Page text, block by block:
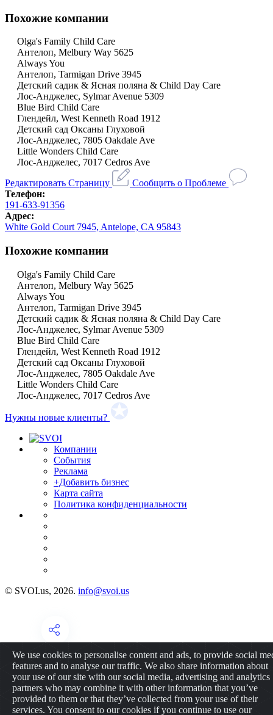
Похожие компании
Olga's Family Child Care
Антелоп, Melbury Way 5625
Always You
Антелоп, Tarmigan Drive 3945
Детский садик & Ясная поляна & Child Day Care
Лос-Анджелес, Sylmar Avenue 5309
Blue Bird Child Care
Глендейл, West Kenneth Road 1912
Детский сад Оксаны Глуховой
Лос-Анджелес, 7805 Oakdale Ave
Little Wonders Child Care
Лос-Анджелес, 7017 Cedros Ave
Редактировать Страницу
Сообщить о Проблеме
Телефон:
191-633-91356
Адрес:
White Gold Court 7945, Antelope, CA 95843
Похожие компании
Olga's Family Child Care
Антелоп, Melbury Way 5625
Always You
Антелоп, Tarmigan Drive 3945
Детский садик & Ясная поляна & Child Day Care
Лос-Анджелес, Sylmar Avenue 5309
Blue Bird Child Care
Глендейл, West Kenneth Road 1912
Детский сад Оксаны Глуховой
Лос-Анджелес, 7805 Oakdale Ave
Little Wonders Child Care
Лос-Анджелес, 7017 Cedros Ave
Нужны новые клиенты?
Компании
События
Реклама
+Добавить бизнес
Карта сайта
Политика конфиденциальности
© SVOI.us, 2026. info@svoi.us
We use cookies to personalise content and ads, to provide social
features and to analyse our traffic. We also share information about
your use of our site with our social media, advertising and analytics
partners who may combine it with other information that you’ve
provided to them or that they’ve collected from your use of their
services. You consent to our cookies if you continue to use our